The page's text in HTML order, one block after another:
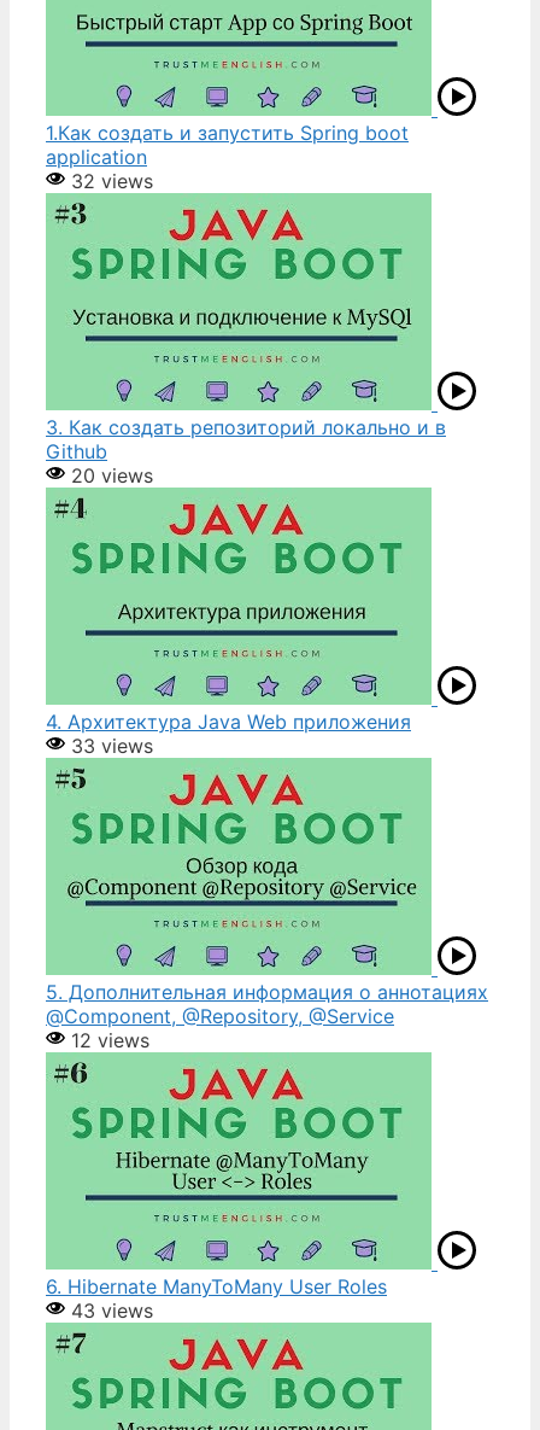
1.Как создать и запустить Spring boot
application
32 views
3. Как создать репозиторий локально и в
Github
20 views
4. Архитектура Java Web приложения
33 views
5. Дополнительная информация о аннотациях
@Component, @Repository, @Service
12 views
6. Hibernate ManyToMany User Roles
43 views